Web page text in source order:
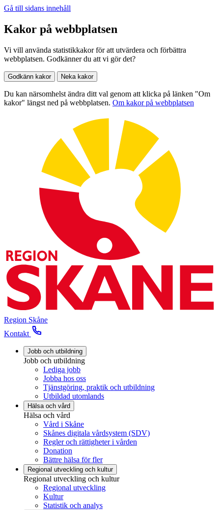
Gå till sidans innehåll
Kakor på webbplatsen
Vi vill använda statistikkakor för att utvärdera och förbättra
webbplatsen. Godkänner du att vi gör det?
Godkänn kakor Neka kakor
Du kan närsomhelst ändra ditt val genom att klicka på länken "Om
kakor" längst ned på webbplatsen. Om kakor på webbplatsen
Region Skåne
Kontakt
Jobb och utbildning
Jobb och utbildning
Lediga jobb
Jobba hos oss
Tjänstgöring, praktik och utbildning
Utbildad utomlands
Hälsa och vård
Hälsa och vård
Vård i Skåne
Skånes digitala vårdsystem (SDV)
Regler och rättigheter i vården
Donation
Bättre hälsa för fler
Regional utveckling och kultur
Regional utveckling och kultur
Regional utveckling
Kultur
Statistik och analys